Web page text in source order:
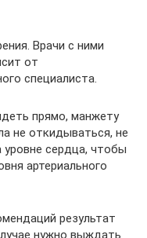
Врачи с ними
от
специалиста.
прямо, манжету
не откидываться, не
уровне сердца, чтобы
артериального
результат
нужно выждать